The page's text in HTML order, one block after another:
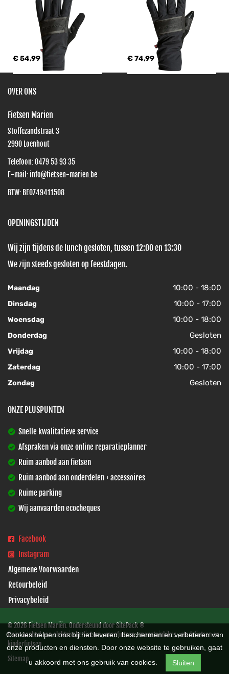
€ 54,99 € 74,99
OVER ONS
Fietsen Marien
Stoffezandstraat 3
2990 Loenhout
Telefoon:0479 53 93 35
E-mail: info@fietsen-marien.be
BTW: BE0749411508
OPENINGSTIJDEN
Wij zijn tijdens de lunch gesloten, tussen 12:00 en 13:30
We zijn steeds gesloten op feestdagen.
Maandag 10:00 - 18:00
Dinsdag 10:00 - 17:00
Woensdag 10:00 - 18:00
Donderdag Gesloten
Vrijdag 10:00 - 18:00
Zaterdag 10:00 - 17:00
Zondag Gesloten
ONZE PLUSPUNTEN
Snelle kwalitatieve service
Afspraken via onze online reparatieplanner
Ruim aanbod aan fietsen
Ruim aanbod aan onderdelen + accessoires
Ruime parking
Wij aanvaarden ecocheques
Facebook
Instagram
Algemene Voorwaarden
Retourbeleid
Privacybeleid
© 2026 Fietsen Mariën. Ondersteund doorSitePack ®
Ruim aanbod aan elektrische fietsen , racefietsen , mountainbikes , stadsfietsen en
kinderfietsen.
Sitemap
Cookies helpen ons bij het leveren, beschermen en verbeteren van
onze producten en diensten. Door onze website te gebruiken, gaat
u akkoord met ons gebruik van cookies.
Sluiten